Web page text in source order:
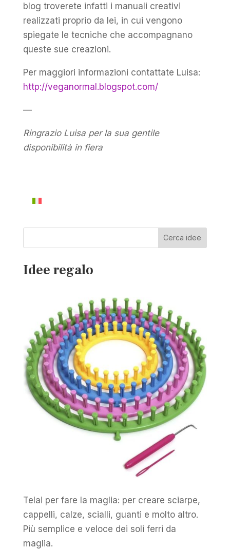
blog troverete infatti i manuali creativi
realizzati proprio da lei, in cui vengono
spiegate le tecniche che accompagnano
queste sue creazioni.
Per maggiori informazioni contattate Luisa:
http://veganormal.blogspot.com/
—
Ringrazio Luisa per la sua gentile
disponibilità in fiera
Cerca idee
Idee regalo
Telai per fare la maglia: per creare sciarpe,
cappelli, calze, scialli, guanti e molto altro.
Più semplice e veloce dei soli ferri da
maglia.